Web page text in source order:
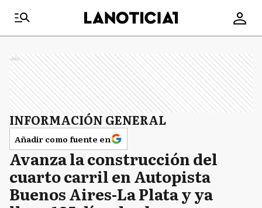
Ads
INFORMACIÓN GENERAL
Añadir como fuente en
Avanza la construcción del
cuarto carril en Autopista
Buenos Aires-La Plata y ya